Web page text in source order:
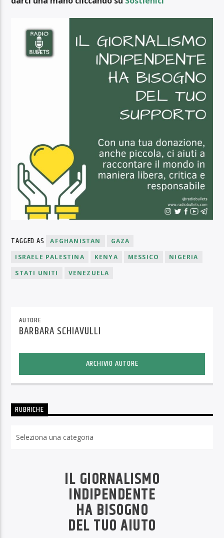
TAGGED AS AFGHANISTAN
GAZA
ISRAELE PALESTINA
KENYA MESSICO
NIGERIA
STATI UNITI
VENEZUELA
AUTORE
BARBARA SCHIAVULLI
ARCHIVIO AUTORE
RUBRICHE
IL GIORNALISMO
INDIPENDENTE
HA BISOGNO
DEL TUO AIUTO